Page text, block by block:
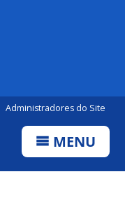
Administradores do Site
MENU